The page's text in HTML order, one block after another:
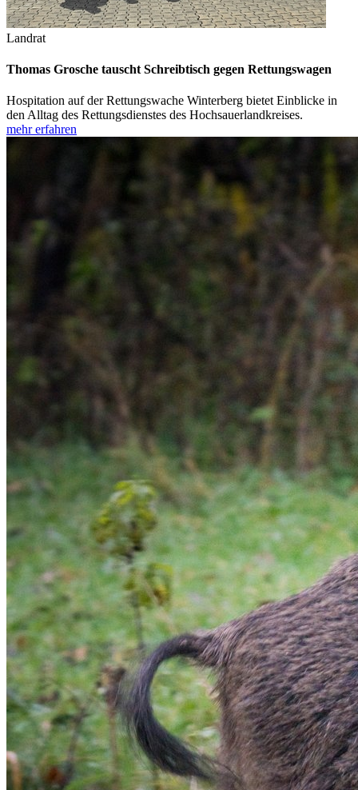
Landrat
Thomas Grosche tauscht Schreibtisch gegen Rettungswagen
Hospitation auf der Rettungswache Winterberg bietet Einblicke in
den Alltag des Rettungsdienstes des Hochsauerlandkreises.
mehr erfahren